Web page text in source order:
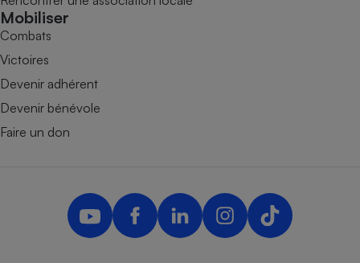
Mobiliser
Combats
Victoires
Devenir adhérent
Devenir bénévole
Faire un don